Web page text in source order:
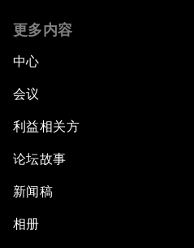
更多内容
中心
会议
利益相关方
论坛故事
新闻稿
相册